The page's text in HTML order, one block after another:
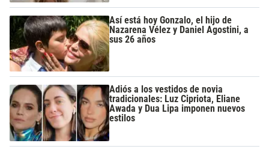
Así está hoy Gonzalo, el hijo de
Nazarena Vélez y Daniel Agostini, a
sus 26 años
Adiós a los vestidos de novia
tradicionales: Luz Cipriota, Eliane
Awada y Dua Lipa imponen nuevos
estilos